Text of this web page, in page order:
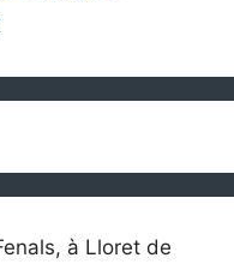
à Lloret de